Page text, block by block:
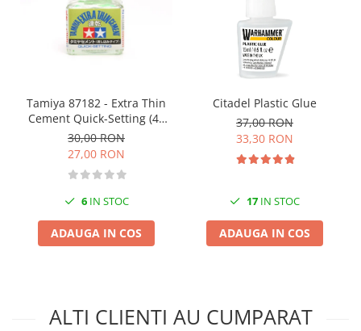
Accesorii pictura
Tamiya 87182 - Extra Thin
Cement Quick-Setting (40
ml)
30,00 RON
27,00 RON
6IN STOC
ADAUGA IN COS
Citadel Plastic Glue
37,00 RON
33,30 RON
17 IN STOC
ADAUGA IN COS
ALTI CLIENTI AU CUMPARAT